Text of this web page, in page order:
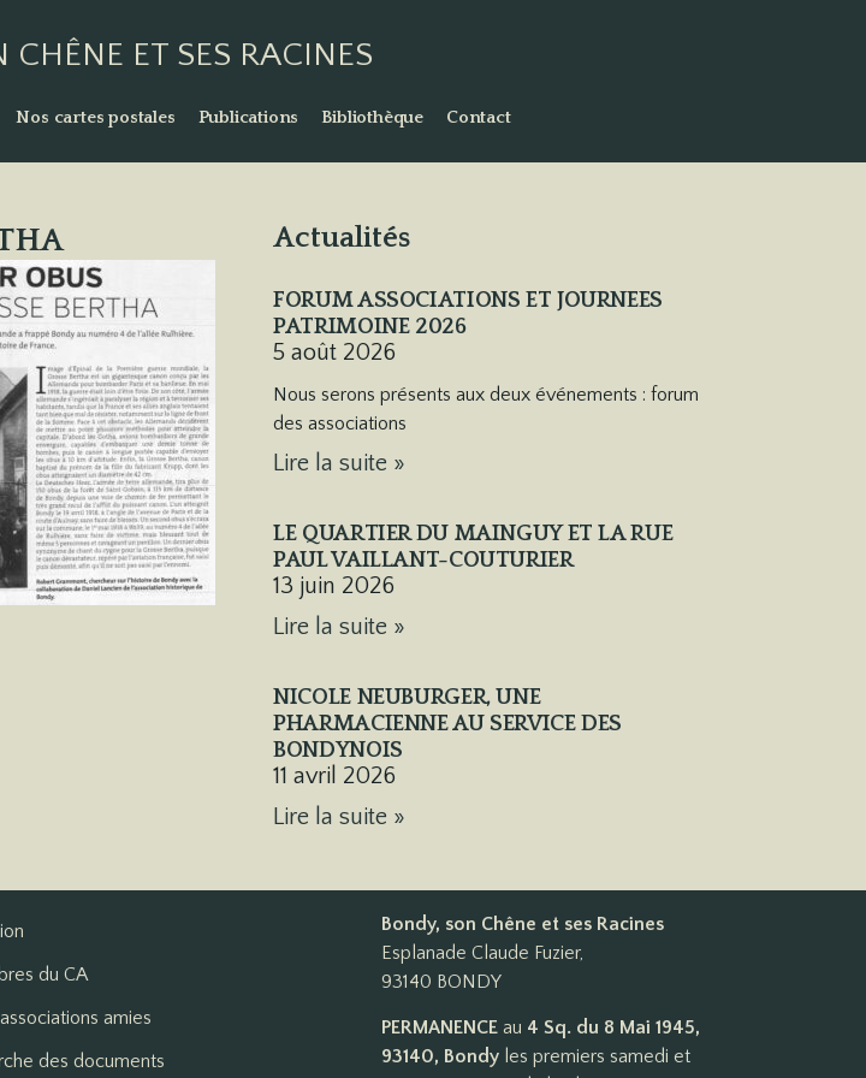
CHÊNE ET SES RACINES
Nos cartes postales Publications Bibliothèque Contact
Actualités
FORUM ASSOCIATIONS ET JOURNEES
PATRIMOINE 2026
5 août 2026
Nous serons présents aux deux événements : forum
des associations
Lire la suite »
LE QUARTIER DU MAINGUY ET LA RUE
PAUL VAILLANT-COUTURIER
13 juin 2026
Lire la suite »
NICOLE NEUBURGER, UNE
PHARMACIENNE AU SERVICE DES
BONDYNOIS
11 avril 2026
Lire la suite »
du CA
amies
des documents
Bondy, son Chêne et ses Racines
Esplanade Claude Fuzier,
93140 BONDY
PERMANENCEau 4 Sq. du 8 Mai 1945,
93140, Bondyles premiers samedi et